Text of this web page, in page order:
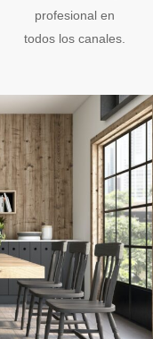
profesional en
todos los canales.